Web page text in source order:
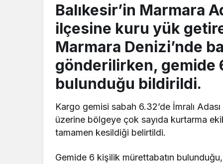
Balıkesir’in Marmara
ilçesine kuru yük
Marmara Denizi’nde
gönderilirken, gemide
bulunduğu bildirildi.
Kargo gemisi sabah 6.32’de İmralı
üzerine bölgeye çok sayıda kurtarma
tamamen kesildiği belirtildi.
Gemide 6 kişilik mürettabatın